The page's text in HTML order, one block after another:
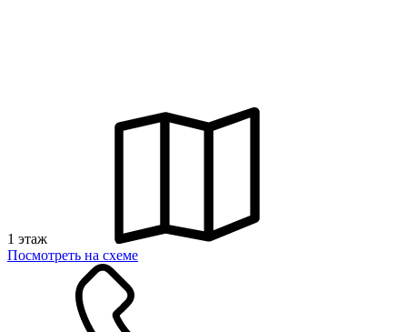
1 этаж
Посмотреть на схеме